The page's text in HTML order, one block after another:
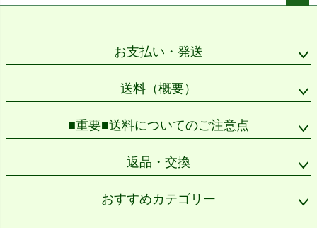
お支払い・発送
送料（概要）
■重要■送料についてのご注意点
返品・交換
おすすめカテゴリー